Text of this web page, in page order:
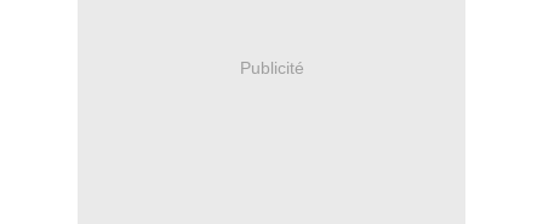
Publicité